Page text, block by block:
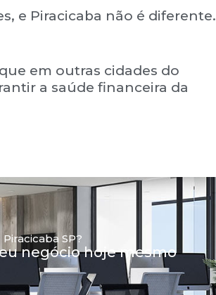
e Piracicaba não é diferente.
em outras cidades do
a saúde financeira da
SP?
negócio hoje mesmo